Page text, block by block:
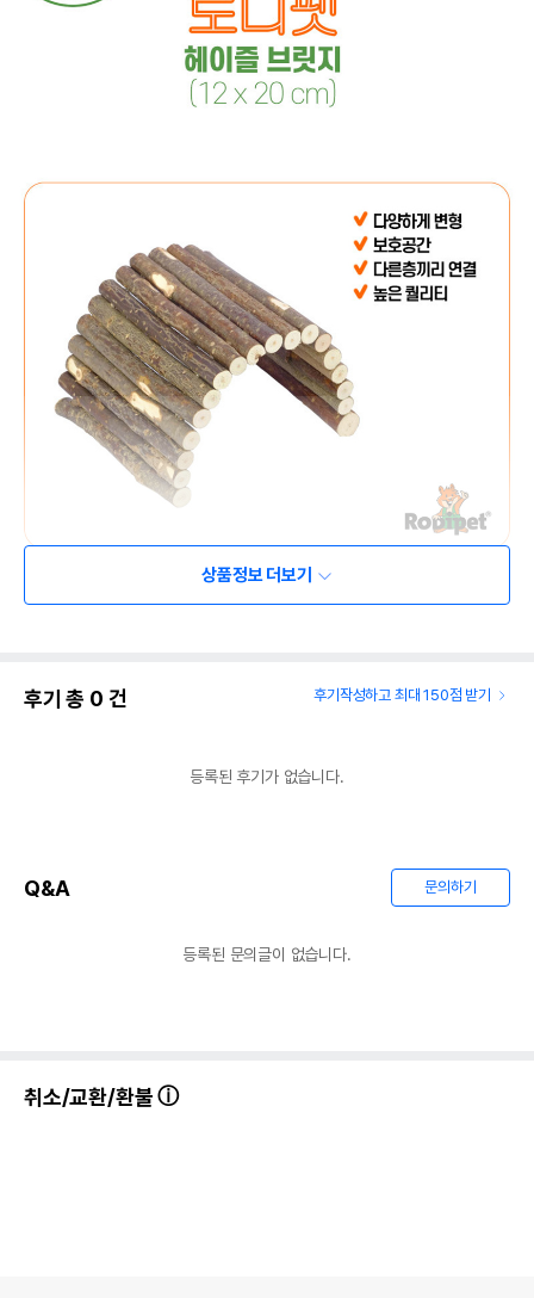
상품정보 더보기
후기 총 0 건 후기작성하고 최대 150점 받기
등록된 후기가 없습니다.
Q&A 문의하기
등록된 문의글이 없습니다.
취소/교환/환불